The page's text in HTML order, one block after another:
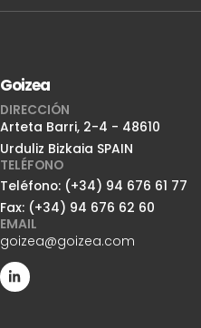
Goizea
DIRECCIÓN
Arteta Barri, 2-4 - 48610
Urduliz Bizkaia SPAIN
TELÉFONO
Teléfono: (+34) 94 676 61 77
Fax: (+34) 94 676 62 60
EMAIL
goizea@goizea.com